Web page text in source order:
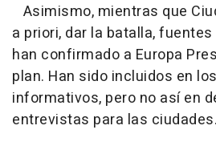
Asimismo, mientras que
a priori, dar la batalla,
han confirmado a Europa
plan. Han sido incluidos en
informativos, pero no así en
entrevistas para las ciudades.